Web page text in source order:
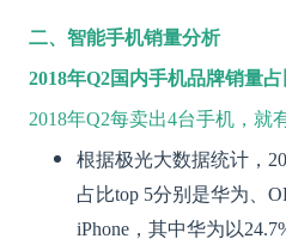
二、智能手机销量分析
2018年Q2国内手机品牌销量
2018年Q2每卖出4台手机，就
根据极光大数据统计，
占比top 5分别是华为、
iPhone，其中华为以